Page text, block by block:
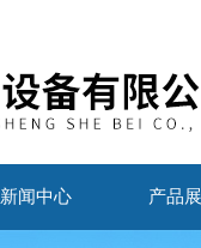
新闻中心 产品